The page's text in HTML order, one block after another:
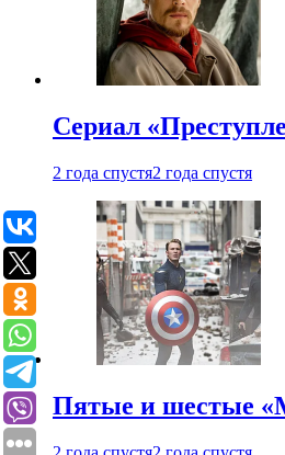
Сериал
2 года спустя2 года спустя
Пятые и шестые